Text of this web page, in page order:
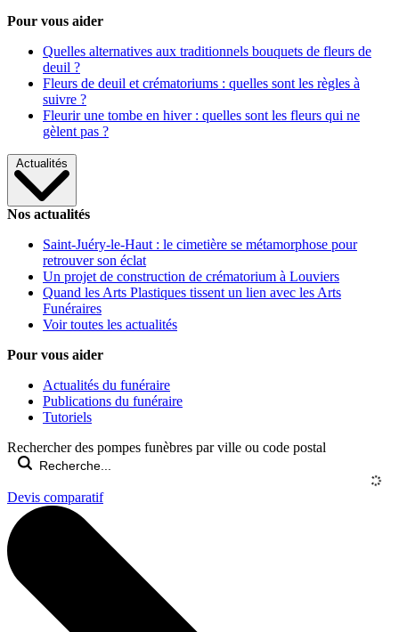
Pour vous aider
Quelles alternatives aux traditionnels bouquets de fleurs de
deuil ?
Fleurs de deuil et crématoriums : quelles sont les règles à
suivre ?
Fleurir une tombe en hiver : quelles sont les fleurs qui ne
gèlent pas ?
Actualités
Nos actualités
Saint-Juéry-le-Haut : le cimetière se métamorphose pour
retrouver son éclat
Un projet de construction de crématorium à Louviers
Quand les Arts Plastiques tissent un lien avec les Arts
Funéraires
Voir toutes les actualités
Pour vous aider
Actualités du funéraire
Publications du funéraire
Tutoriels
Rechercher des pompes funèbres par ville ou code postal
Devis comparatif